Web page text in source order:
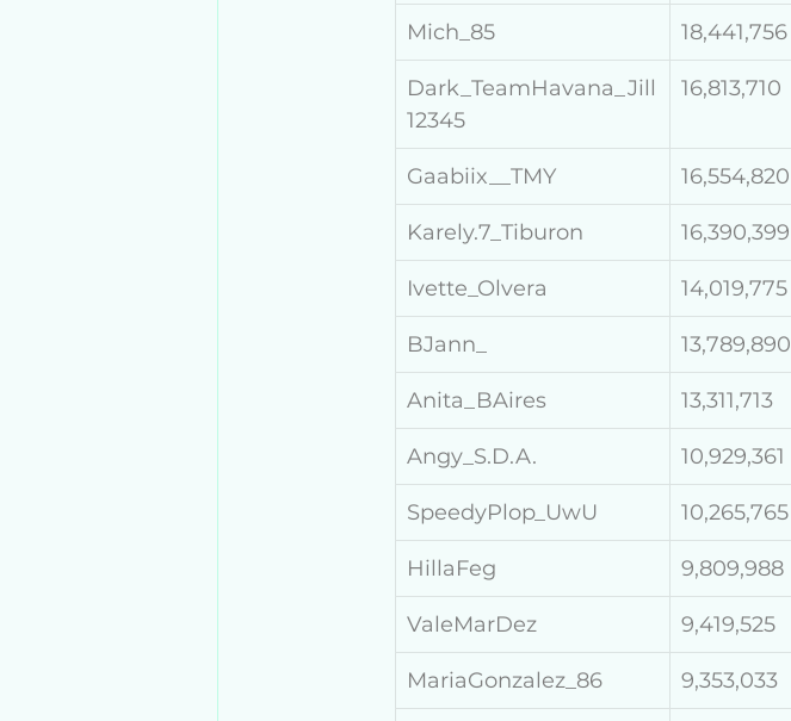
Mich_85 18,441,756
Dark_TeamHavana_Jill
12345
16,813,710
Gaabiix__TMY 16,554,820
Karely.7_Tiburon 16,390,399
Ivette_Olvera 14,019,775
BJann_ 13,789,890
Anita_BAires 13,311,713
Angy_S.D.A. 10,929,361
SpeedyPlop_UwU 10,265,765
HillaFeg 9,809,988
ValeMarDez 9,419,525
MariaGonzalez_86 9,353,033